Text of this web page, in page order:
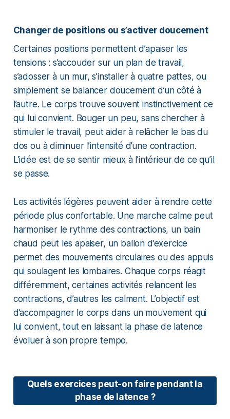
Changer de positions ou s’activer doucement
Certaines positions permettent d’apaiser les
tensions : s’accouder sur un plan de travail,
s’adosser à un mur, s’installer à quatre pattes, ou
simplement se balancer doucement d’un côté à
l’autre. Le corps trouve souvent instinctivement ce
qui lui convient. Bouger un peu, sans chercher à
stimuler le travail, peut aider à relâcher le bas du
dos ou à diminuer l’intensité d’une contraction.
L’idée est de se sentir mieux à l’intérieur de ce qu’il
se passe.
Les activités légères peuvent aider à rendre cette
période plus confortable. Une marche calme peut
harmoniser le rythme des contractions, un bain
chaud peut les apaiser, un ballon d’exercice
permet des mouvements circulaires ou des appuis
qui soulagent les lombaires. Chaque corps réagit
différemment, certaines activités relancent les
contractions, d’autres les calment. L’objectif est
d’accompagner le corps dans un mouvement qui
lui convient, tout en laissant la phase de latence
évoluer à son propre tempo.
Quels exercices peut-on faire pendant la
phase de latence ?